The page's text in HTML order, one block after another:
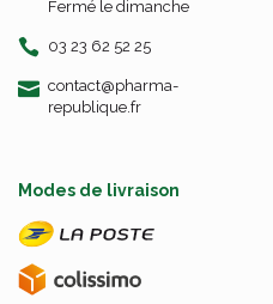
Fermé le dimanche
03 23 62 52 25
contact-
@-
pharma-
republique.fr
Modes de livraison